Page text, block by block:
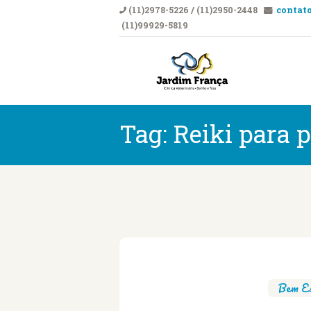
(11)2978-5226 / (11)2950-2448
(11)99929-5819
Tag: Reiki para
CLÍNICA
Bem